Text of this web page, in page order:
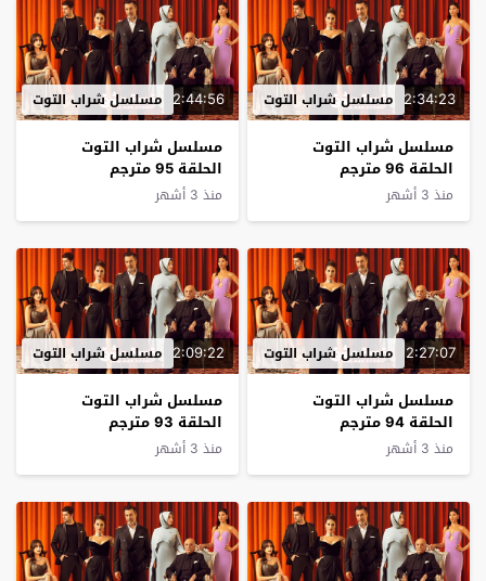
2:34:23 مسلسل شراب التوت
مسلسل شراب التوت
الحلقة 96 مترجم
منذ 3 أشهر
2:44:56 مسلسل شراب التوت
مسلسل شراب التوت
الحلقة 95 مترجم
منذ 3 أشهر
2:27:07 مسلسل شراب التوت
مسلسل شراب التوت
الحلقة 94 مترجم
منذ 3 أشهر
2:09:22 مسلسل شراب التوت
مسلسل شراب التوت
الحلقة 93 مترجم
منذ 3 أشهر